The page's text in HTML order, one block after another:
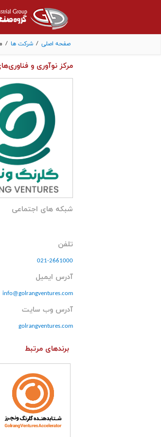
صفحه اصلی / شرکت ها /
مرکز نوآوری و
شبکه های اجتماعی
تلفن
021-2661000
آدرس ایمیل
info@golrangventures.com
آدرس وب سایت
golrangventures.com
برندهای مرتبط